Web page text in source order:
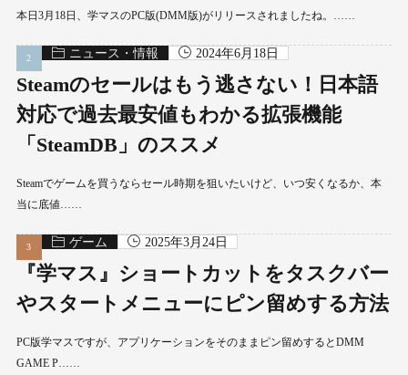
本日3月18日、学マスのPC版(DMM版)がリリースされましたね。……
ニュース・情報 2024年6月18日
Steamのセールはもう逃さない！日本語
対応で過去最安値もわかる拡張機能
「SteamDB」のススメ
Steamでゲームを買うならセール時期を狙いたいけど、いつ安くなるか、本
当に底値……
ゲーム 2025年3月24日
『学マス』ショートカットをタスクバー
やスタートメニューにピン留めする方法
PC版学マスですが、アプリケーションをそのままピン留めするとDMM
GAME P……